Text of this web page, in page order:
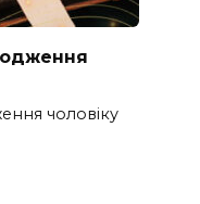
чоловіку